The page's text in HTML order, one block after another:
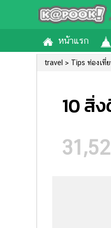
หน้าแรก
travel Tips ท่องเที่ย
10 สิ่